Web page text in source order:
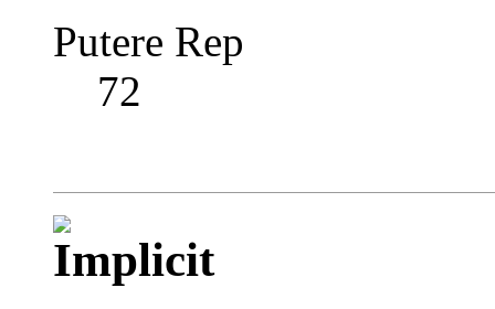
Putere Rep
72